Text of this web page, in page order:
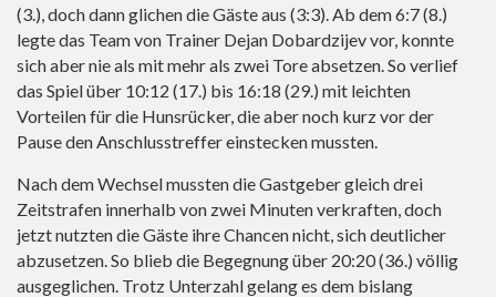
(3.), doch dann glichen die Gäste aus (3:3). Ab dem 6:7 (8.)
legte das Team von Trainer Dejan Dobardzijev vor, konnte
sich aber nie als mit mehr als zwei Tore absetzen. So verlief
das Spiel über 10:12 (17.) bis 16:18 (29.) mit leichten
Vorteilen für die Hunsrücker, die aber noch kurz vor der
Pause den Anschlusstreffer einstecken mussten.
Nach dem Wechsel mussten die Gastgeber gleich drei
Zeitstrafen innerhalb von zwei Minuten verkraften, doch
jetzt nutzten die Gäste ihre Chancen nicht, sich deutlicher
abzusetzen. So blieb die Begegnung über 20:20 (36.) völlig
ausgeglichen. Trotz Unterzahl gelang es dem bislang